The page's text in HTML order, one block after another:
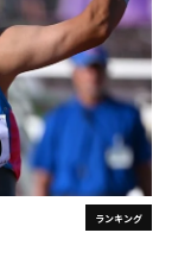
ランキング